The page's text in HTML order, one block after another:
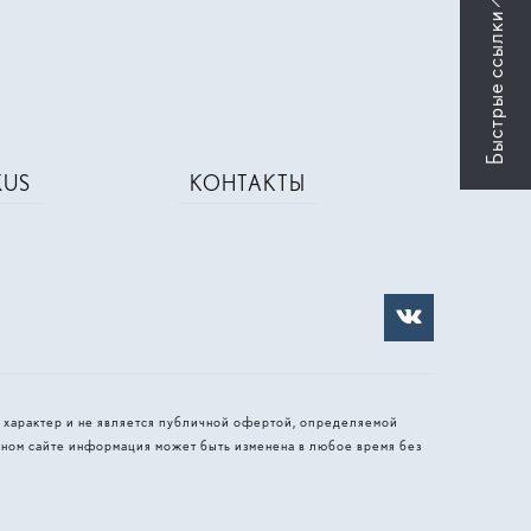
КОНТАКТЫ
и не является публичной офертой, определяемой
сайте информация может быть изменена в любое время без